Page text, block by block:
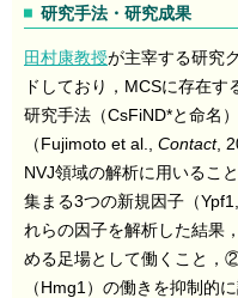
研究手法・研究成果
田村康教授が主宰する研究
ドしており，MCSに存在
研究手法（CsFiND*と命名
（Fujimoto et al., Contact,
NVJ領域の解析に用いるこ
集まる3つの新規因子（
れらの因子を解析した結果
める足場として働くこと，
（Hmg1）の働きを抑制的